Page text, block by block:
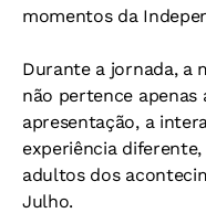
momentos da
Durante a jornada, a
não pertence apenas
apresentação, a
experiência
adultos dos
Julho.